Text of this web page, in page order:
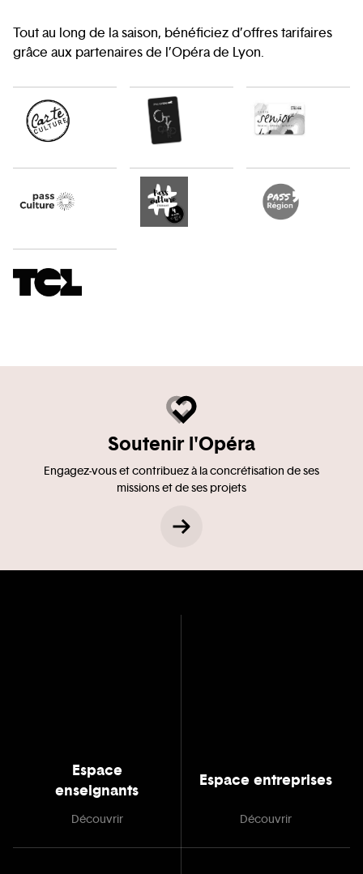
Tout au long de la saison, bénéficiez d’offres tarifaires
grâce aux partenaires de l’Opéra de Lyon.
Soutenir l'Opéra
Engagez-vous et contribuez à la concrétisation de ses
missions et de ses projets
Espace
enseignants
Découvrir
Espace entreprises
Découvrir